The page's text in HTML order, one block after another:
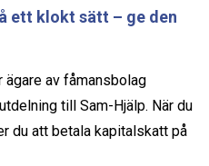
ett klokt sätt – ge den
ägare av fåmansbolag
till Sam-Hjälp. När du
du att betala kapitalskatt på